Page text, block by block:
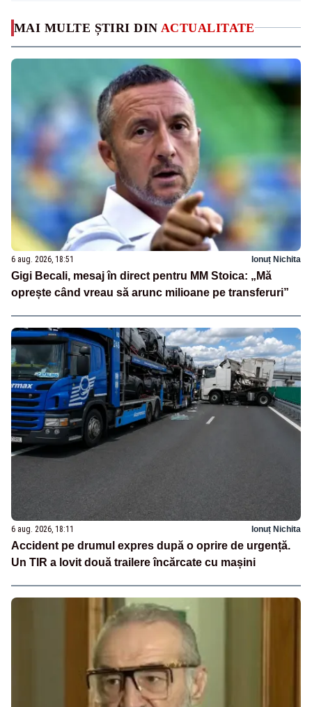
MAI MULTE ȘTIRI DIN ACTUALITATE
6 aug. 2026, 18:51 Ionuț Nichita
Gigi Becali, mesaj în direct pentru MM Stoica: „Mă
oprește când vreau să arunc milioane pe transferuri”
6 aug. 2026, 18:11 Ionuț Nichita
Accident pe drumul expres după o oprire de urgență.
Un TIR a lovit două trailere încărcate cu mașini